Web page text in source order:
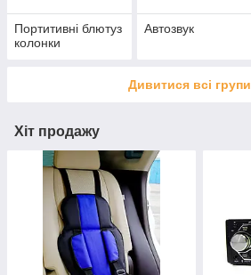
Портитивні блютуз
колонки
Автозвук
Дивитися всі групи
Хіт продажу